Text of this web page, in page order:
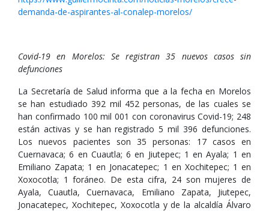
demanda-de-aspirantes-al-conalep-morelos/
Covid-19 en Morelos: Se registran 35 nuevos casos sin
defunciones
La Secretaría de Salud informa que a la fecha en Morelos
se han estudiado 392 mil 452 personas, de las cuales se
han confirmado 100 mil 001 con coronavirus Covid-19; 248
están activas y se han registrado 5 mil 396 defunciones.
Los nuevos pacientes son 35 personas: 17 casos en
Cuernavaca; 6 en Cuautla; 6 en Jiutepec; 1 en Ayala; 1 en
Emiliano Zapata; 1 en Jonacatepec; 1 en Xochitepec; 1 en
Xoxocotla; 1 foráneo. De esta cifra, 24 son mujeres de
Ayala, Cuautla, Cuernavaca, Emiliano Zapata, Jiutepec,
Jonacatepec, Xochitepec, Xoxocotla y de la alcaldía Álvaro